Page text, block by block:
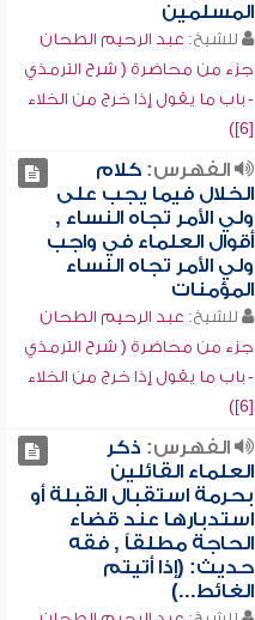
المسلمين
للشيخ: عبد الرحيم الطحان
جزء من محاضرة ( شرح الترمذي
- باب ما يقول إذا خرج من الخلاء
[6])
الفهرس:كلام
الخلال فيما يجب على
ولي الأمر تجاه النساء ,
أقوال العلماء في واجب
ولي الأمر تجاه النساء
المؤمنات
للشيخ: عبد الرحيم الطحان
جزء من محاضرة ( شرح الترمذي
- باب ما يقول إذا خرج من الخلاء
[6])
الفهرس: ذكر
العلماء القائلين
بحرمة استقبال القبلة أو
استدبارها عند قضاء
الحاجة مطلقاً , فقه
حديث: (إذا أتيتم
الغائط...)